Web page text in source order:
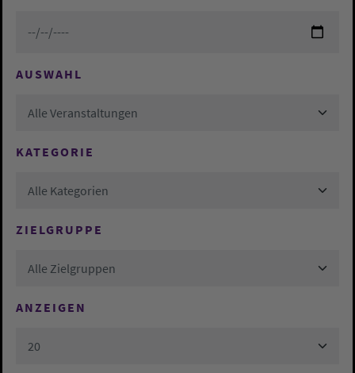
AUSWAHL
Alle Veranstaltungen
KATEGORIE
Alle Kategorien
ZIELGRUPPE
Alle Zielgruppen
ANZEIGEN
20